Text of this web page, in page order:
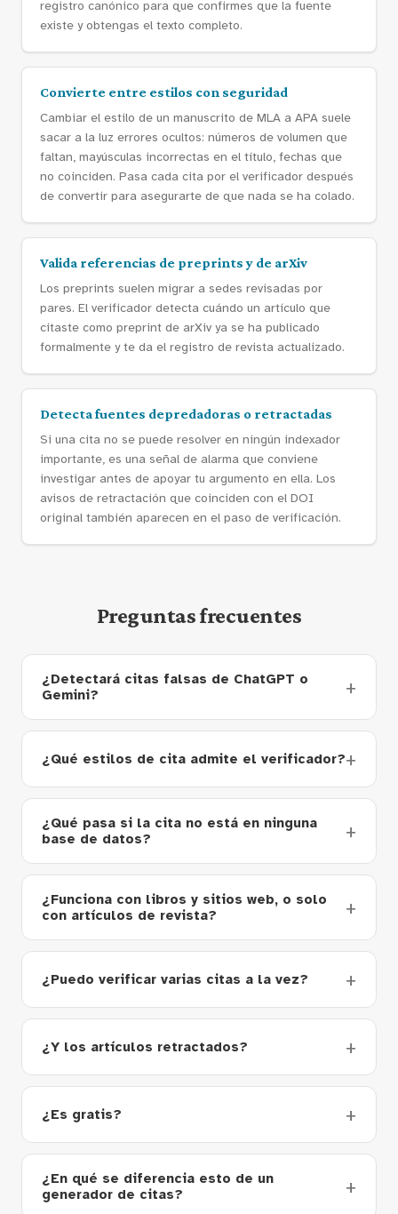
registro canónico para que confirmes que la fuente
existe y obtengas el texto completo.
Convierte entre estilos con seguridad
Cambiar el estilo de un manuscrito de MLA a APA suele
sacar a la luz errores ocultos: números de volumen que
faltan, mayúsculas incorrectas en el título, fechas que
no coinciden. Pasa cada cita por el verificador después
de convertir para asegurarte de que nada se ha colado.
Valida referencias de preprints y de arXiv
Los preprints suelen migrar a sedes revisadas por
pares. El verificador detecta cuándo un artículo que
citaste como preprint de arXiv ya se ha publicado
formalmente y te da el registro de revista actualizado.
Detecta fuentes depredadoras o retractadas
Si una cita no se puede resolver en ningún indexador
importante, es una señal de alarma que conviene
investigar antes de apoyar tu argumento en ella. Los
avisos de retractación que coinciden con el DOI
original también aparecen en el paso de verificación.
Preguntas frecuentes
¿Detectará citas falsas de ChatGPT o
Gemini?
¿Qué estilos de cita admite el verificador?
¿Qué pasa si la cita no está en ninguna
base de datos?
¿Funciona con libros y sitios web, o solo
con artículos de revista?
¿Puedo verificar varias citas a la vez?
¿Y los artículos retractados?
¿Es gratis?
¿En qué se diferencia esto de un
generador de citas?